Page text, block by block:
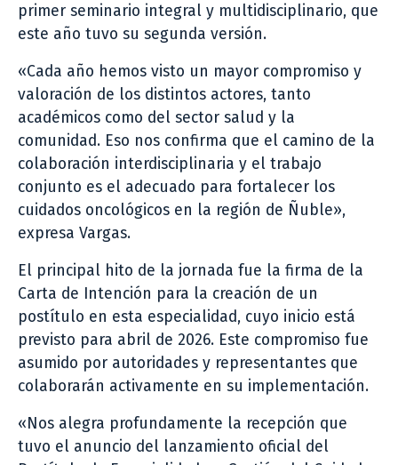
primer seminario integral y multidisciplinario, que
este año tuvo su segunda versión.
«Cada año hemos visto un mayor compromiso y
valoración de los distintos actores, tanto
académicos como del sector salud y la
comunidad. Eso nos confirma que el camino de la
colaboración interdisciplinaria y el trabajo
conjunto es el adecuado para fortalecer los
cuidados oncológicos en la región de Ñuble»,
expresa Vargas.
El principal hito de la jornada fue la firma de la
Carta de Intención para la creación de un
postítulo en esta especialidad, cuyo inicio está
previsto para abril de 2026. Este compromiso fue
asumido por autoridades y representantes que
colaborarán activamente en su implementación.
«Nos alegra profundamente la recepción que
tuvo el anuncio del lanzamiento oficial del